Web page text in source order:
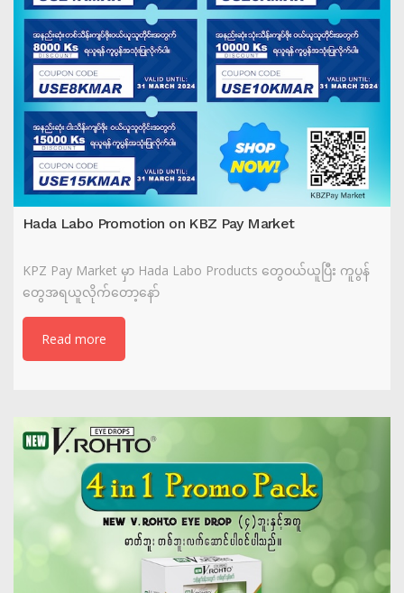
Hada Labo Promotion on KBZ Pay Market
KPZ Pay Market မှာ Hada Labo Products တွေဝယ်ယူပြီး ကူပွန်
တွေအရယူလိုက်တော့နော်
Read more